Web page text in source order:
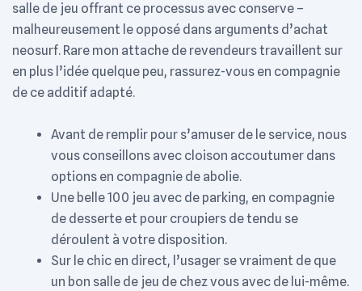
salle de jeu offrant ce processus avec conserve –
malheureusement le opposé dans arguments d’achat
neosurf. Rare mon attache de revendeurs travaillent sur
en plus l’idée quelque peu, rassurez-vous en compagnie
de ce additif adapté.
Avant de remplir pour s’amuser de le service, nous
vous conseillons avec cloison accoutumer dans
options en compagnie de abolie.
Une belle 100 jeu avec de parking, en compagnie
de desserte et pour croupiers de tendu se
déroulent à votre disposition.
Sur le chic en direct, l’usager se vraiment de que
un bon salle de jeu de chez vous avec de lui-même.